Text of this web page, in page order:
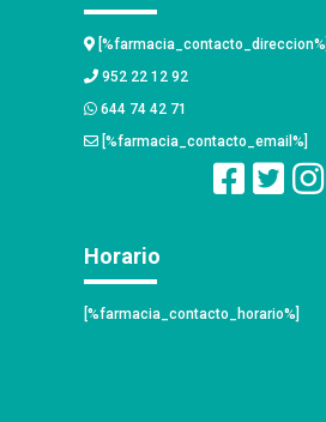
[%farmacia_contacto_direccion%]
952 22 12 92
644 74 42 71
[%farmacia_contacto_email%]
Horario
[%farmacia_contacto_horario%]